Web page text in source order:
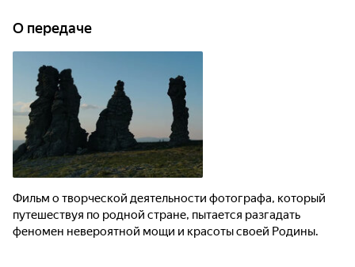
О передаче
Фильм о творческой деятельности фотографа, который
путешествуя по родной стране, пытается разгадать
феномен невероятной мощи и красоты своей Родины.